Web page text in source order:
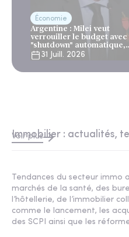
Économie
Argentine : Milei veut
verrouiller le budget avec
"shutdown" automatique,
sous le regard bienveillant
du FMI
31 Juill. 2026
Immobilier : actualités,
Voir plus
Tendances du secteur immo
marchés de la santé, des
l’hôtellerie, de l’immobilier
comme le lancement, les
des SCPI ainsi que les